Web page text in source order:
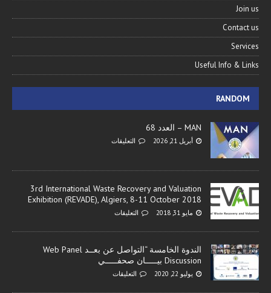
Join us
Contact us
Services
Useful Info & Links
RANDOM
MAN – العدد 68
أبريل 21, 2026 التعليقات
3rd International Waste Recovery and Valuation
Exhibition (REVADE), Algiers, 8-11 October 2018
مايو 31, 2018 التعليقات
الندوة الخامسة “التواصل عن بعــد Web Panel
Discussion بيـــــان صحفـــــي
يوليو 22, 2020 التعليقات